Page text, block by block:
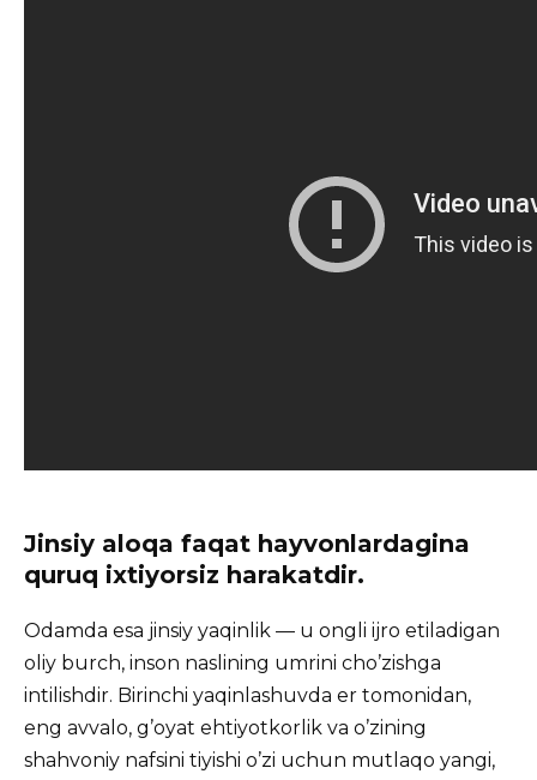
Jinsiy aloqa faqat hayvonlardagina
quruq ixtiyorsiz harakatdir.
Odamda esa jinsiy yaqinlik — u ongli ijro etiladigan
oliy burch, inson naslining umrini cho’zishga
intilishdir. Birinchi yaqinlashuvda er tomonidan,
eng avvalo, g’oyat ehtiyotkorlik va o’zining
shahvoniy nafsini tiyishi o’zi uchun mutlaqo yangi,